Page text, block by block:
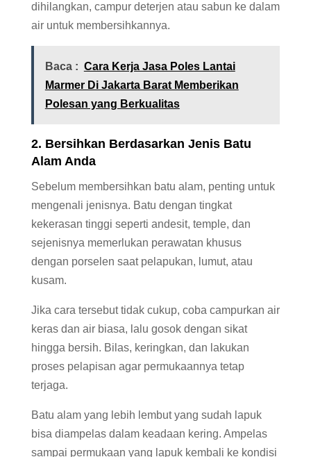
dihilangkan, campur deterjen atau sabun ke dalam
air untuk membersihkannya.
Baca : Cara Kerja Jasa Poles Lantai
Marmer Di Jakarta Barat Memberikan
Polesan yang Berkualitas
2. Bersihkan Berdasarkan Jenis Batu
Alam Anda
Sebelum membersihkan batu alam, penting untuk
mengenali jenisnya. Batu dengan tingkat
kekerasan tinggi seperti andesit, temple, dan
sejenisnya memerlukan perawatan khusus
dengan porselen saat pelapukan, lumut, atau
kusam.
Jika cara tersebut tidak cukup, coba campurkan air
keras dan air biasa, lalu gosok dengan sikat
hingga bersih. Bilas, keringkan, dan lakukan
proses pelapisan agar permukaannya tetap
terjaga.
Batu alam yang lebih lembut yang sudah lapuk
bisa diampelas dalam keadaan kering. Ampelas
sampai permukaan yang lapuk kembali ke kondisi